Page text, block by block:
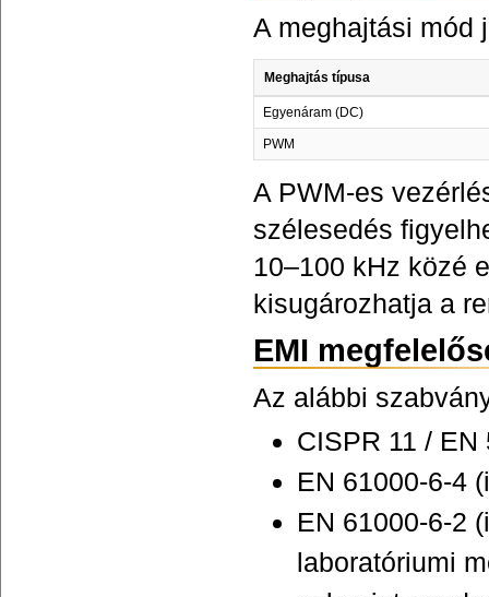
A meghajtási mód
Meghajtás típusa
Egyenáram (DC)
PWM
A PWM-es
szélesedés
10–100 kHz közé
kisugározhatja a
EMI
Az alábbi
CISPR 11 /
EN 61000-6-4
EN 61000-6-2
laboratóriumi